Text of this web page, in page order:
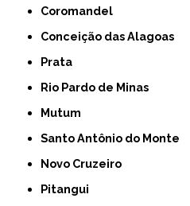
Coromandel
Conceição das Alagoas
Prata
Rio Pardo de Minas
Mutum
Santo Antônio do Monte
Novo Cruzeiro
Pitangui